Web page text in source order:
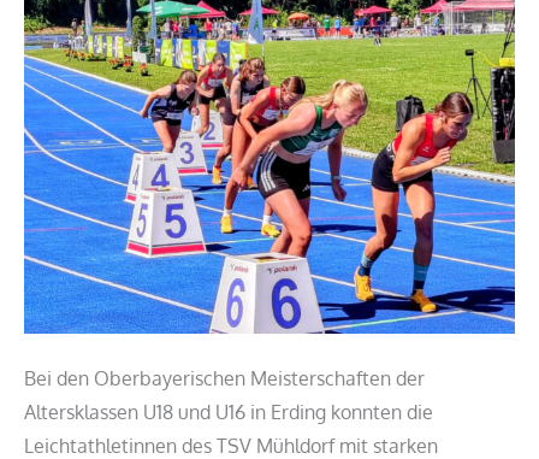
Bei den Oberbayerischen Meisterschaften der
Altersklassen U18 und U16 in Erding konnten die
Leichtathletinnen des TSV Mühldorf mit starken
bei
der
Oberbayerischen